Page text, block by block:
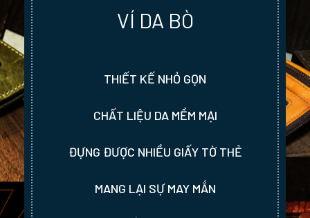
DÂY NỊT DA
MẶC QUẦN TÂY LỊCH SỰ
SANG TRỌNG
MẶC QUẦN JEAN TRẺ TRUNG
CHẤT LIỆU DA 1 LỚP 3 LỚP